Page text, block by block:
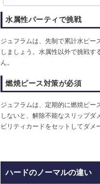
水属性パーティで挑戦
ジュフラムは、先制で累計水ピー
しましょう。水属性以外で挑戦す
ん。
燃焼ピース対策が必須
ジュフラムは、定期的に燃焼ピー
しないと、解除不能なスリップダ
ビリティカードをセットしてダメ
ハードのノーマルの違い